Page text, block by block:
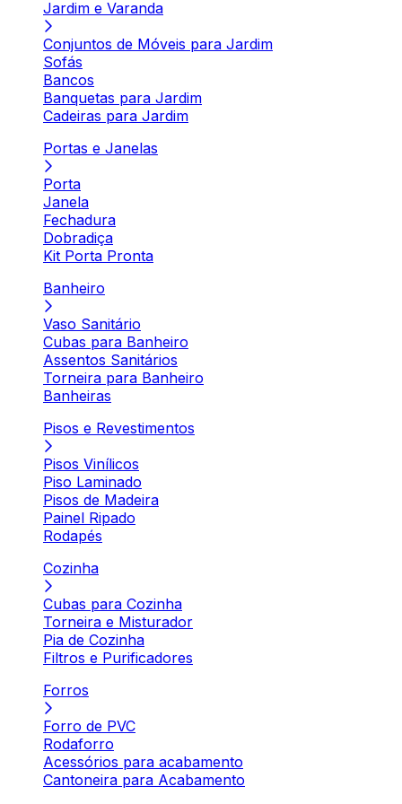
Jardim e Varanda
Conjuntos de Móveis para Jardim
Sofás
Bancos
Banquetas para Jardim
Cadeiras para Jardim
Portas e Janelas
Porta
Janela
Fechadura
Dobradiça
Kit Porta Pronta
Banheiro
Vaso Sanitário
Cubas para Banheiro
Assentos Sanitários
Torneira para Banheiro
Banheiras
Pisos e Revestimentos
Pisos Vinílicos
Piso Laminado
Pisos de Madeira
Painel Ripado
Rodapés
Cozinha
Cubas para Cozinha
Torneira e Misturador
Pia de Cozinha
Filtros e Purificadores
Forros
Forro de PVC
Rodaforro
Acessórios para acabamento
Cantoneira para Acabamento